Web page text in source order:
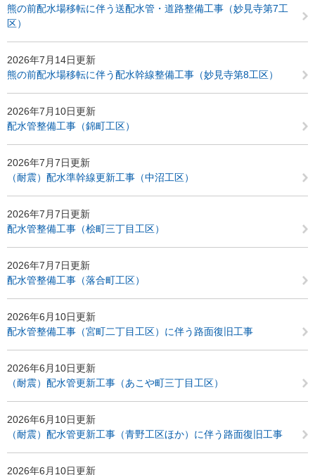
熊の前配水場移転に伴う送配水管・道路整備工事（妙見寺第7工
区）
2026年7月14日更新
熊の前配水場移転に伴う配水幹線整備工事（妙見寺第8工区）
2026年7月10日更新
配水管整備工事（錦町工区）
2026年7月7日更新
（耐震）配水準幹線更新工事（中沼工区）
2026年7月7日更新
配水管整備工事（桧町三丁目工区）
2026年7月7日更新
配水管整備工事（落合町工区）
2026年6月10日更新
配水管整備工事（宮町二丁目工区）に伴う路面復旧工事
2026年6月10日更新
（耐震）配水管更新工事（あこや町三丁目工区）
2026年6月10日更新
（耐震）配水管更新工事（青野工区ほか）に伴う路面復旧工事
2026年6月10日更新